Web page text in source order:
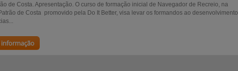
de Costa. Apresentação. O curso de formação inicial de Navegador de Recreio, na
de Costa promovido pela Do It Better, visa levar os formandos ao desenvolvimento
informação